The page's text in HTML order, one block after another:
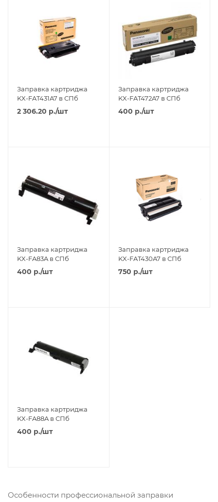
Заправка картриджа
KX-FAT431A7 в СПб
2 306.20 р./шт
Заправка картриджа
KX-FAT472A7 в СПб
400 р./шт
Заправка картриджа
KX-FA83A в СПб
400 р./шт
Заправка картриджа
KX-FAT430A7 в СПб
750 р./шт
Заправка картриджа
KX-FA88A в СПб
400 р./шт
Особенности профессиональной заправки